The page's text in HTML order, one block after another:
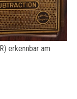
erkennbar am